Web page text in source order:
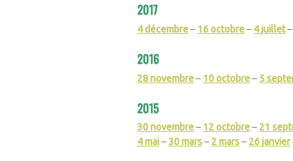
2017
4 décembre– 16 octobre– 4 juillet–
2016
28 novembre– 10 octobre– 5
2015
30 novembre– 12 octobre– 21
4 mai–30 mars– 2 mars– 26 janvier